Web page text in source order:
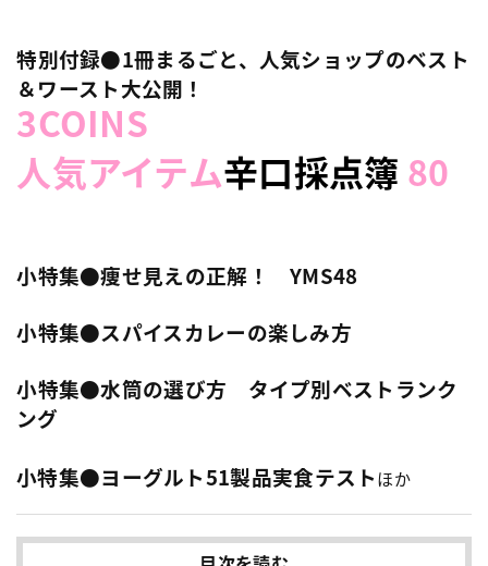
特別付録●1冊まるごと、人気ショップのベスト
＆ワースト大公開！
3COINS
人気アイテム辛口採点簿 80
小特集●痩せ見えの正解！ YMS48
小特集●スパイスカレーの楽しみ方
小特集●水筒の選び方 タイプ別ベストランク
ング
小特集●ヨーグルト51製品実食テストほか